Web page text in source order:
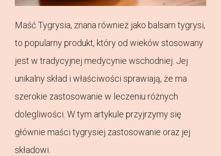
Maść Tygrysia, znana również jako balsam tygrysi,
to popularny produkt, który od wieków stosowany
jest w tradycyjnej medycynie wschodniej. Jej
unikalny skład i właściwości sprawiają, że ma
szerokie zastosowanie w leczeniu różnych
dolegliwości. W tym artykule przyjrzymy się
głównie maści tygrysiej zastosowanie oraz jej
składowi.